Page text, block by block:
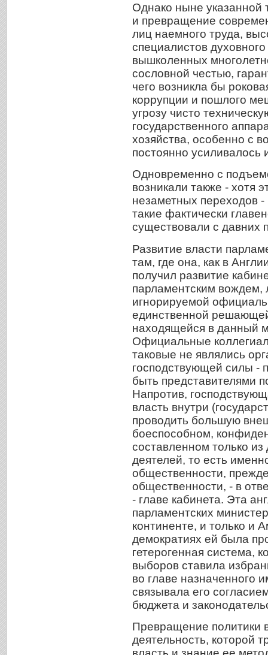
Однако ныне указанной
и превращение
лиц наемного труда,
специалистов
вышколенных
сословной честью,
чего возникла бы
коррупции и пошлого
угрозу чисто
государственного
хозяйства, особенно с
постоянно усиливалось
Одновременно с
возникали также - хотя
незаметных переходов
такие фактически
существовали с давних
Развитие власти
там, где она, как в
получил развитие
парламентским вождем,
игнорируемой
единственной
находящейся в данный
Официальные
таковые не являлись
господствующей силы -
быть представителями
Напротив,
власть внутри
проводить большую
боеспособном,
составленном только
деятелей, то есть
общественности,
общественности, - в
- главе кабинета. Эта
парламентских
континенте, и только и
демократиях ей была
гетерогенная система,
выборов ставила
во главе назначенного
связывала его
бюджета и
Превращение политики
деятельность, которой